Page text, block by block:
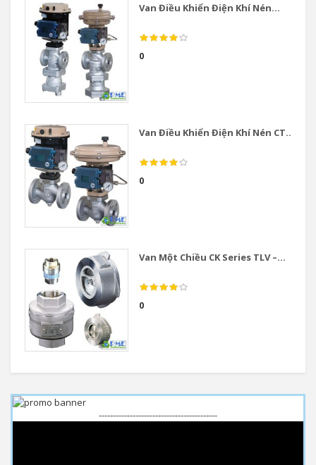
Van Điều Khiển Điện Khí Nén...
0
Van Điều Khiển Điện Khí Nén CT...
0
Van Một Chiều CK Series TLV –...
0
------------------------------------------